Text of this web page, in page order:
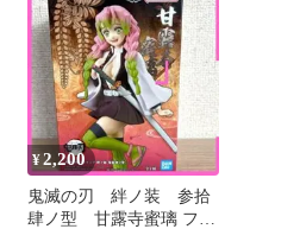
¥2,200
鬼滅の刃 絆ノ装 参拾
肆ノ型 甘露寺蜜璃 フィ